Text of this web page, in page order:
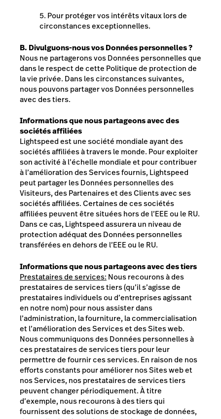
5. Pour protéger vos intérêts vitaux lors de
circonstances exceptionnelles.
B. Divulguons-nous vos Données personnelles ?
Nous ne partagerons vos Données personnelles que
dans le respect de cette Politique de protection de
la vie privée. Dans les circonstances suivantes,
nous pouvons partager vos Données personnelles
avec des tiers.
Informations que nous partageons avec des
sociétés affiliées
Lightspeed est une société mondiale ayant des
sociétés affiliées à travers le monde. Pour exploiter
son activité à l’échelle mondiale et pour contribuer
à l’amélioration des Services fournis, Lightspeed
peut partager lesDonnées personnellesdes
Visiteurs, desPartenaires et des Clientsavec ses
sociétés affiliées. Certaines de ces sociétés
affiliées peuvent être situées hors de l’EEE ou le RU.
Dans ce cas, Lightspeed assurera un niveau de
protection adéquat des Données personnelles
transférées en dehors de l’EEE ou le RU.
Informations que nous partageons avec des tiers
Prestataires de services: Nous recourons à des
prestataires de services tiers (qu’il s’agisse de
prestataires individuels ou d’entreprises agissant
en notre nom) pour nous assister dans
l’administration, la fourniture, la commercialisation
et l’amélioration des Services et des Sites web.
Nous communiquons des Données personnelles à
ces prestataires de services tiers pour leur
permettre de fournir ces services. En raison de nos
efforts constants pour améliorer nos Sites web et
nos Services, nos prestataires de services tiers
peuvent changer périodiquement. À titre
d’exemple, nous recourons à des tiers qui
fournissent des solutions de stockage de données,